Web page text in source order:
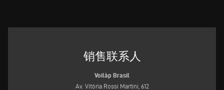
销售联系人
Voilàp Brasil
Av. Vitória Rossi Martini, 612